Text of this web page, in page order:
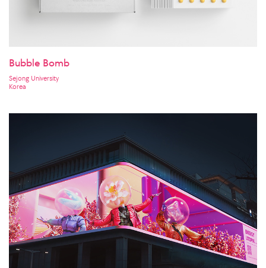
Bubble Bomb
Sejong University
Korea